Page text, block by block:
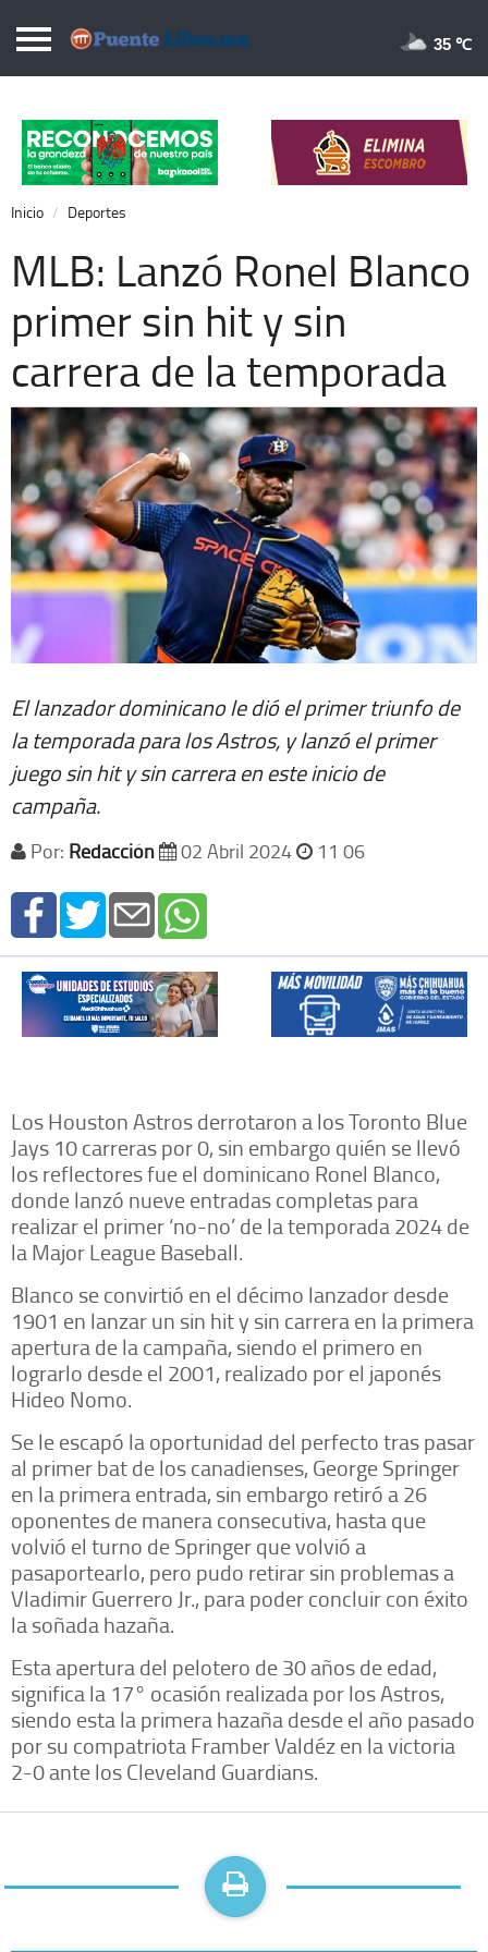
Puentelibre.mx
Local
Nacional
Opinión
Cronos
Economía
Espectáculos
Extra +
35 ℃
Inicio Deportes
MLB: Lanzó Ronel Blanco
primer sin hit y sin
carrera de la temporada
El lanzador dominicano le dió el primer triunfo de
la temporada para los Astros, y lanzó el primer
juego sin hit y sin carrera en este inicio de
campaña.
Por: Redacción 02 Abril 2024 11 06
Los Houston Astros derrotaron a los Toronto Blue
Jays 10 carreras por 0, sin embargo quién se llevó
los reflectores fue el dominicano Ronel Blanco,
donde lanzó nueve entradas completas para
realizar el primer ‘no-no’ de la temporada 2024 de
la Major League Baseball.
Blanco se convirtió en el décimo lanzador desde
1901 en lanzar un sin hit y sin carrera en la primera
apertura de la campaña, siendo el primero en
lograrlo desde el 2001, realizado por el japonés
Hideo Nomo.
Se le escapó la oportunidad del perfecto tras pasar
al primer bat de los canadienses, George Springer
en la primera entrada, sin embargo retiró a 26
oponentes de manera consecutiva, hasta que
volvió el turno de Springer que volvió a
pasaportearlo, pero pudo retirar sin problemas a
Vladimir Guerrero Jr., para poder concluir con éxito
la soñada hazaña.
Esta apertura del pelotero de 30 años de edad,
significa la 17° ocasión realizada por los Astros,
siendo esta la primera hazaña desde el año pasado
por su compatriota Framber Valdéz en la victoria
2-0 ante los Cleveland Guardians.